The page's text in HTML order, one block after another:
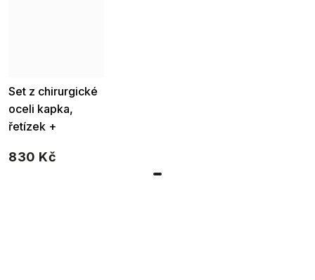
Set z chirurgické
oceli kapka,
řetízek +
smaragdovým
830 Kč